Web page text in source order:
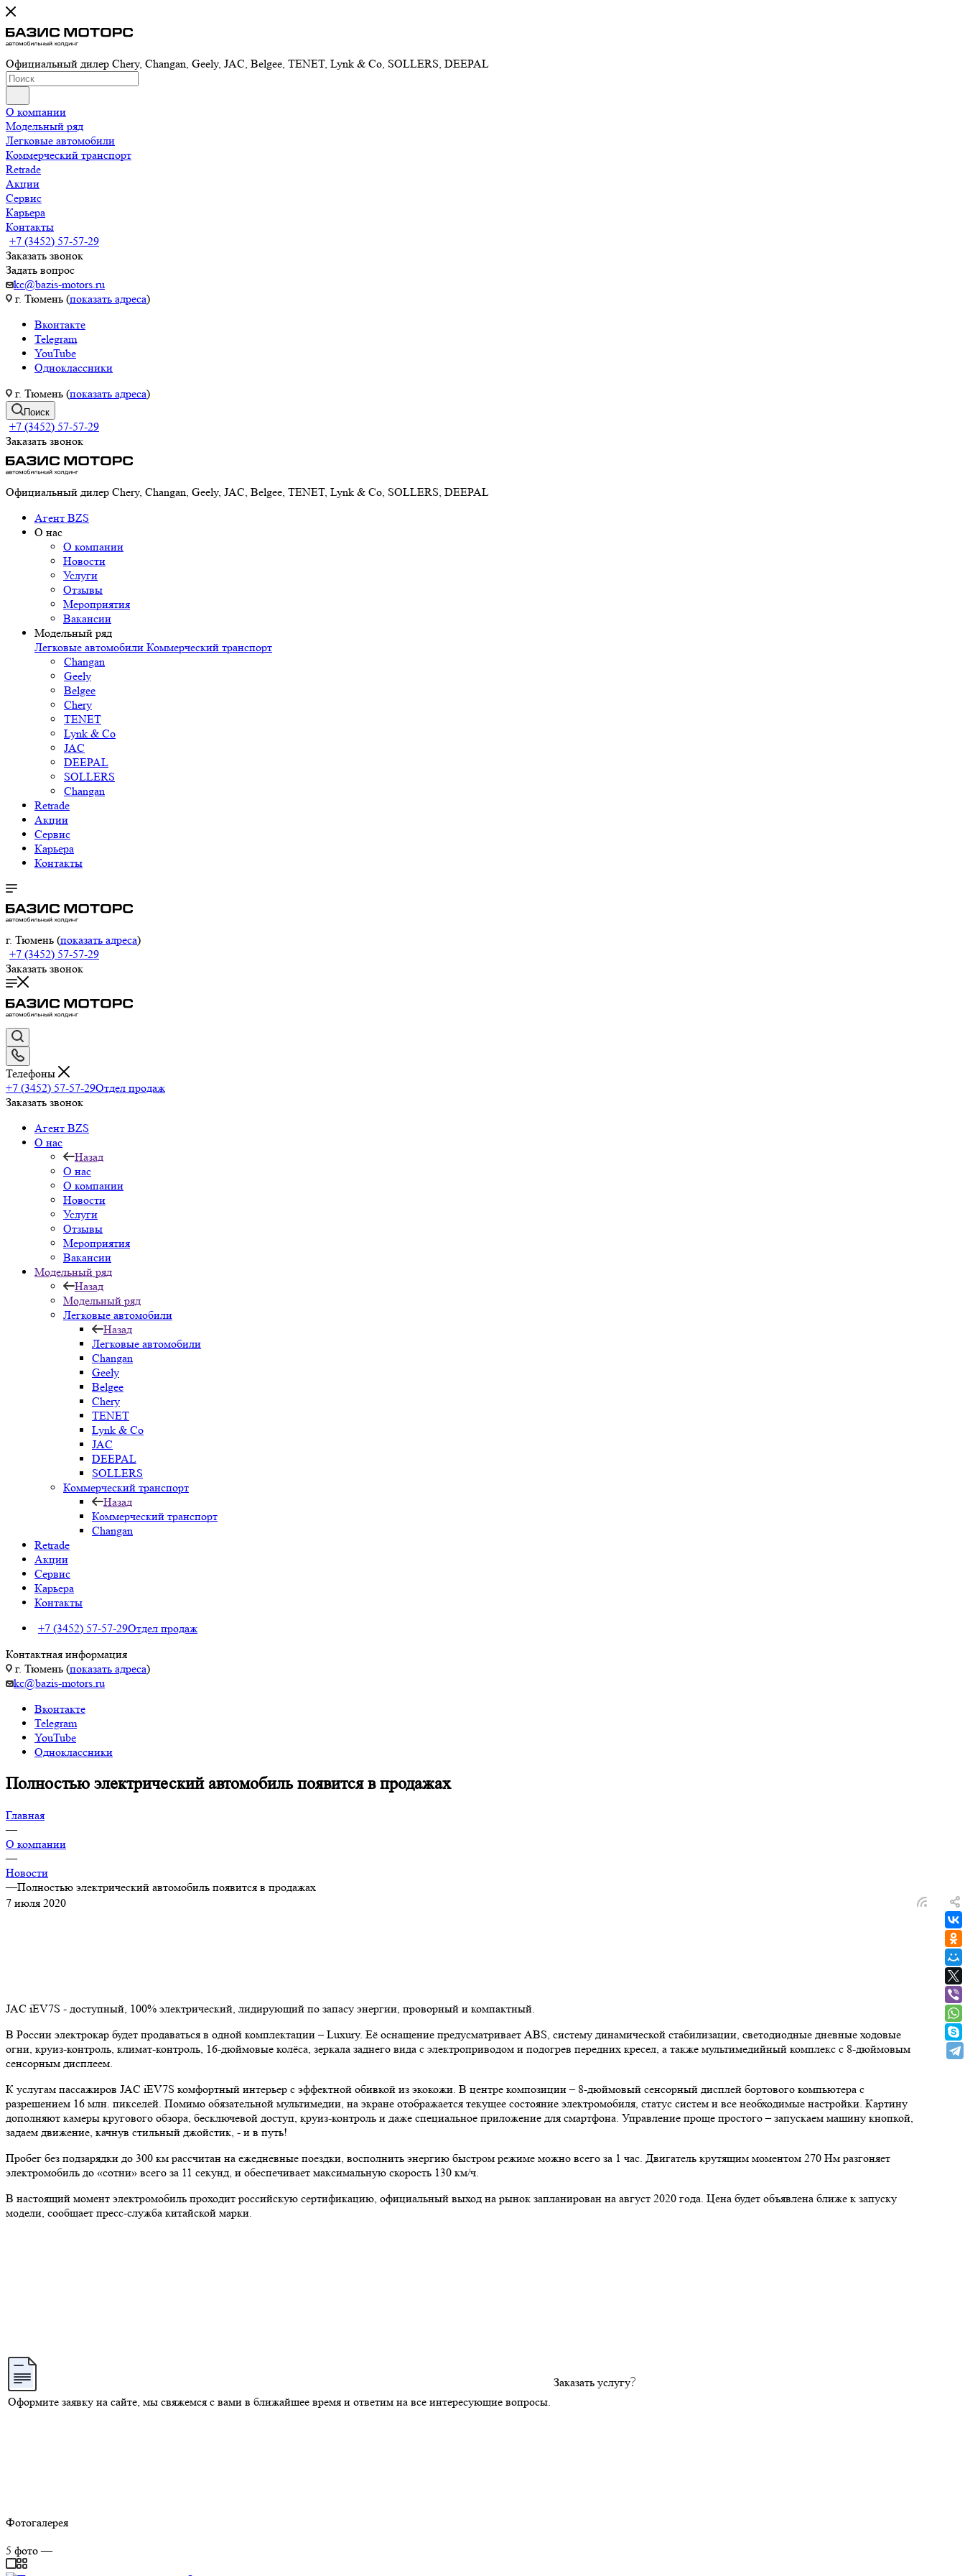
Официальный дилер Chery, Changan, Geely, JAC, Belgee, TENET, Lynk & Co, SOLLERS, DEEPAL
О компании
Модельный ряд
Легковые автомобили
Коммерческий транспорт
Retrade
Акции
Сервис
Карьера
Контакты
+7 (3452) 57-57-29
Заказать звонок
Задать вопрос
kc@bazis-motors.ru
г. Тюмень (показать адреса)
Вконтакте
Telegram
YouTube
Одноклассники
г. Тюмень (показать адреса)
Поиск
+7 (3452) 57-57-29
Заказать звонок
Официальный дилер Chery, Changan, Geely, JAC, Belgee, TENET, Lynk & Co, SOLLERS, DEEPAL
Агент BZS
О нас
О компании
Новости
Услуги
Отзывы
Мероприятия
Вакансии
Модельный ряд
Легковые автомобили Коммерческий транспорт
Changan
Geely
Belgee
Chery
TENET
Lynk & Co
JAC
DEEPAL
SOLLERS
Changan
Retrade
Акции
Сервис
Карьера
Контакты
г. Тюмень (показать адреса)
+7 (3452) 57-57-29
Заказать звонок
Телефоны
+7 (3452) 57-57-29Отдел продаж
Заказать звонок
Агент BZS
О нас
Назад
О нас
О компании
Новости
Услуги
Отзывы
Мероприятия
Вакансии
Модельный ряд
Назад
Модельный ряд
Легковые автомобили
Назад
Легковые автомобили
Changan
Geely
Belgee
Chery
TENET
Lynk & Co
JAC
DEEPAL
SOLLERS
Коммерческий транспорт
Назад
Коммерческий транспорт
Changan
Retrade
Акции
Сервис
Карьера
Контакты
+7 (3452) 57-57-29Отдел продаж
Контактная информация
г. Тюмень (показать адреса)
kc@bazis-motors.ru
Вконтакте
Telegram
YouTube
Одноклассники
Полностью электрический автомобиль появится в продажах
Главная
—
О компании
—
Новости
—Полностью электрический автомобиль появится в продажах
7 июля 2020
JAC iEV7S - доступный, 100% электрический, лидирующий по запасу энергии, проворный и компактный.
В России электрокар будет продаваться в одной комплектации – Luxury. Её оснащение предусматривает ABS, систему динамической стабилизации, светодиодные дневные ходовые
огни, круиз-контроль, климат-контроль, 16-дюймовые колёса, зеркала заднего вида с электроприводом и подогрев передних кресел, а также мультимедийный комплекс с 8-дюймовым
сенсорным дисплеем.
К услугам пассажиров JAC iEV7S комфортный интерьер с эффектной обивкой из экокожи. В центре композиции – 8-дюймовый сенсорный дисплей бортового компьютера с
разрешением 16 млн. пикселей. Помимо обязательной мультимедии, на экране отображается текущее состояние электромобиля, статус систем и все необходимые настройки. Картину
дополняют камеры кругового обзора, бесключевой доступ, круиз-контроль и даже специальное приложение для смартфона. Управление проще простого – запускаем машину кнопкой,
задаем движение, качнув стильный джойстик, - и в путь!
Пробег без подзарядки до 300 км рассчитан на ежедневные поездки, восполнить энергию быстром режиме можно всего за 1 час. Двигатель крутящим моментом 270 Нм разгоняет
электромобиль до «сотни» всего за 11 секунд, и обеспечивает максимальную скорость 130 км/ч.
В настоящий момент электромобиль проходит российскую сертификацию, официальный выход на рынок запланирован на август 2020 года. Цена будет объявлена ближе к запуску
модели, сообщает пресс-служба китайской марки.
Оформите заявку на сайте, мы свяжемся с вами в ближайшее время и ответим на все интересующие вопросы.
Заказать услугу
Фотогалерея
5 фото—